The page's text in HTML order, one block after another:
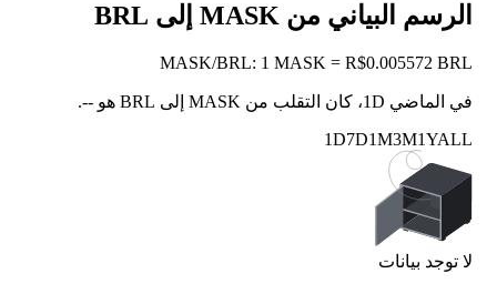
الرسم البياني من MASK إلى BRL
MASK/BRL: 1 MASK = R$0.005572 BRL
في الماضي 1D، كان التقلب من MASK إلى BRL هو --
.
1D7D1M3M1YALL
لا توجد بيانات